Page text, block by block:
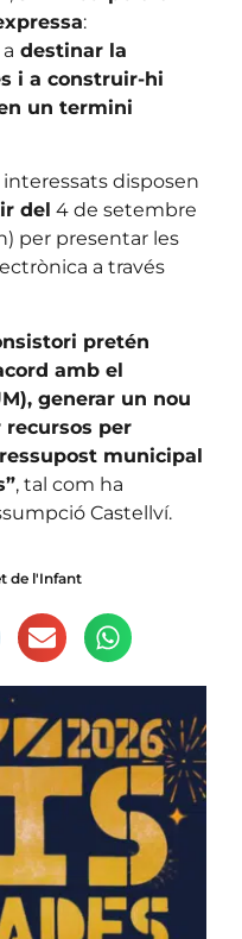
:
destinar la
i a construir-hi
un termini
disposen
del 4 de setembre
per presentar les
a través
pretén
amb el
generar un nou
recursos per
municipal
, tal com ha
Castellví.
de l'Infant